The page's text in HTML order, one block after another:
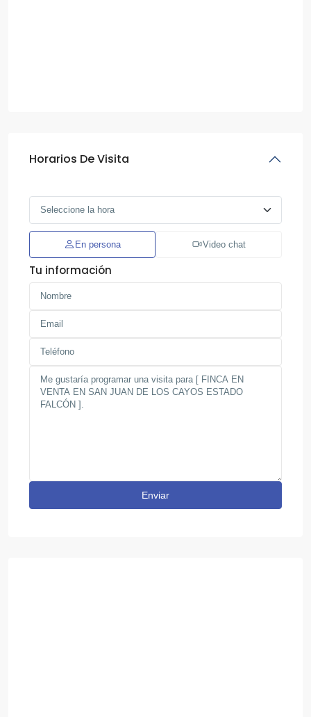
Horarios De Visita
En persona Video chat
Tu información